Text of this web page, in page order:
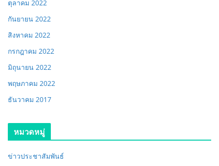
ตุลาคม 2022
กันยายน 2022
สิงหาคม 2022
กรกฎาคม 2022
มิถุนายน 2022
พฤษภาคม 2022
ธันวาคม 2017
หมวดหมู่
ข่าวประชาสัมพันธ์